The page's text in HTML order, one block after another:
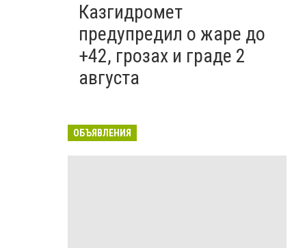
Казгидромет
предупредил о жаре до
+42, грозах и граде 2
августа
ОБЪЯВЛЕНИЯ